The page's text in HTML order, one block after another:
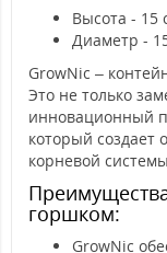
Высота - 15
Диаметр -
GrowNic –
Это не только
инновационный
который создает
корневой
горшком:
GrowNic